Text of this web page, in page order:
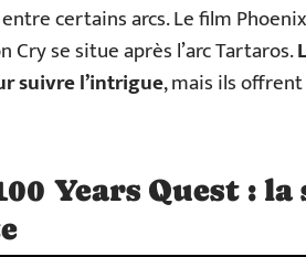
certains arcs. Le film
Cry se situe après l’arc Tartaros.
suivre l’intrigue, mais ils
Years Quest :